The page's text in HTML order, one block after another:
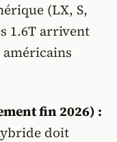
(LX, S,
1.6T arrivent
américains
fin 2026) :
doit